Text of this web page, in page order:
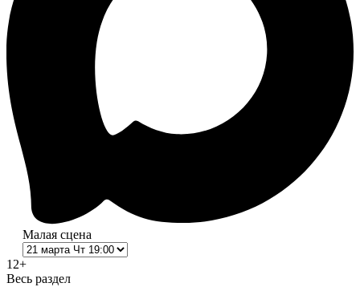
Малая сцена
12+
Весь раздел